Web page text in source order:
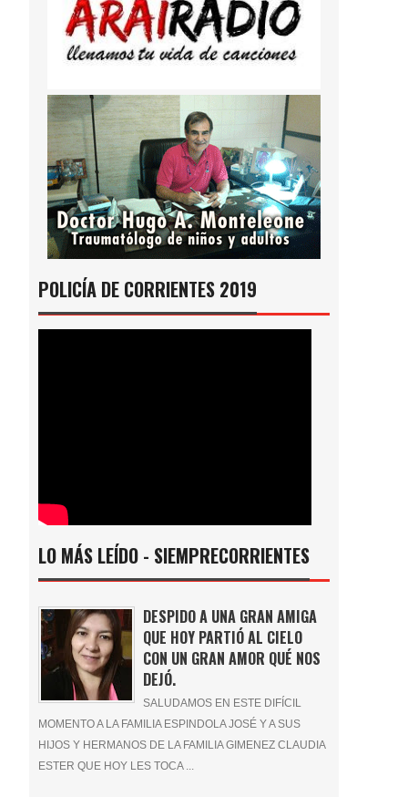
POLICÍA DE CORRIENTES 2019
LO MÁS LEÍDO - SIEMPRECORRIENTES
DESPIDO A UNA GRAN AMIGA
QUE HOY PARTIÓ AL CIELO
CON UN GRAN AMOR QUÉ NOS
DEJÓ.
SALUDAMOS EN ESTE DIFÍCIL
MOMENTO A LA FAMILIA ESPINDOLA JOSÉ Y A SUS
HIJOS Y HERMANOS DE LA FAMILIA GIMENEZ CLAUDIA
ESTER QUE HOY LES TOCA ...